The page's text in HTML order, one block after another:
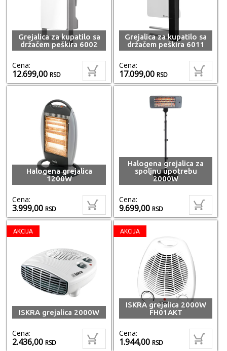
Grejalica za kupatilo sa
držačem peškira 6002
Cena:
12.699,00RSD
Grejalica za kupatilo sa
držačem peškira 6011
Cena:
17.099,00RSD
Halogena grejalica
1200W
Cena:
3.999,00RSD
Halogena grejalica za
spoljnu upotrebu
2000W
Cena:
9.699,00RSD
AKCIJA
ISKRA grejalica 2000W
Cena:
2.436,00RSD
AKCIJA
ISKRA grejalica 2000W
FH01AKT
Cena:
1.944,00RSD